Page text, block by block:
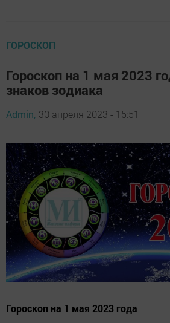
ГОРОСКОП
Гороскоп на 1 мая 2023
знаков зодиака
Admin, 30 апреля 2023 - 15:51
Гороскоп на 1 мая 2023 года